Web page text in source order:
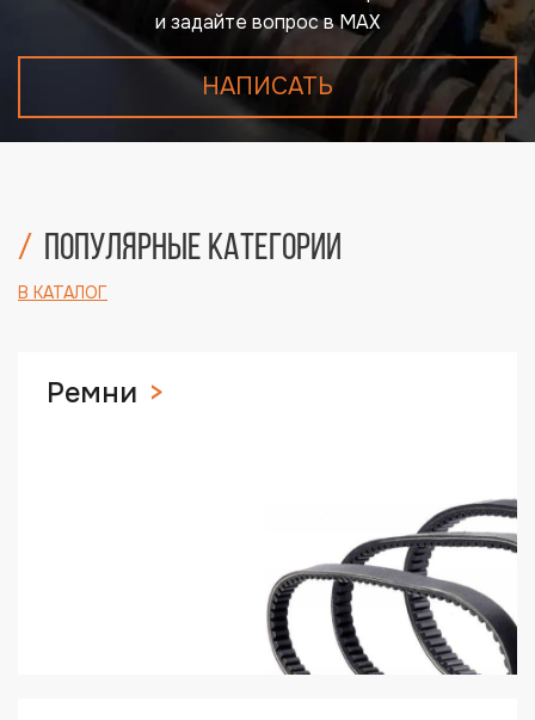
и задайте вопрос в MAX
НАПИСАТЬ
Популярные категории
В КАТАЛОГ
Ремни